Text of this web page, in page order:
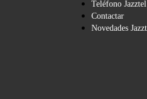
Teléfono Jazztel
Contactar
Novedades